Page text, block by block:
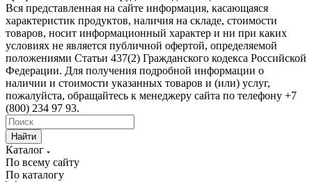
Вся представленная на сайте информация, касающаяся
характеристик продуктов, наличия на складе, стоимости
товаров, носит информационный характер и ни при каких
условиях не является публичной офертой, определяемой
положениями Статьи 437(2) Гражданского кодекса Российской
Федерации. Для получения подробной информации о
наличии и стоимости указанных товаров и (или) услуг,
пожалуйста, обращайтесь к менеджеру сайта по телефону +7
(800) 234 97 93.
Найти
Каталог
По всему сайту
По каталогу